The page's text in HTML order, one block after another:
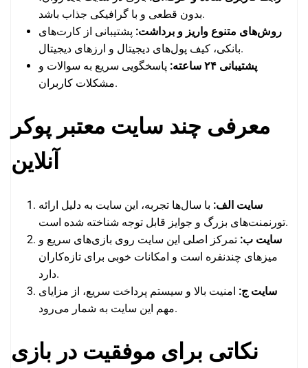
بدون قطعی و با گرافیکی جذاب باشد.
روش‌های متنوع واریز و برداشت: پشتیبانی از کارت‌های
بانکی، کیف پول‌های دیجیتال و ارزهای دیجیتال.
پشتیبانی ۲۴ ساعته:
پاسخگویی سریع به سوالات و
مشکلات کاربران.
معرفی چند سایت معتبر پوکر
آنلاین
سایت الف: با سال‌ها تجربه، این سایت به دلیل ارائه
تورنمنت‌های بزرگ و جوایز قابل توجه شناخته شده است.
سایت ب: تمرکز اصلی این سایت روی بازی‌های سریع و
میزهای چندنفره است و امکانات خوبی برای تازه‌کاران
دارد.
سایت ج: امنیت بالا و سیستم پرداخت سریع، از مزایای
مهم این سایت به شمار می‌رود.
نکاتی برای موفقیت در بازی